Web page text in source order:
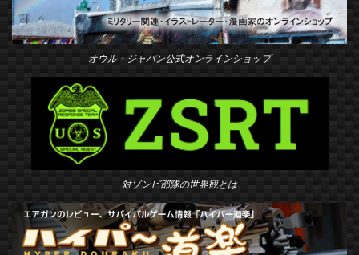
オウル・ジャパン公式オンラインショップ
対ゾンビ部隊の世界観とは